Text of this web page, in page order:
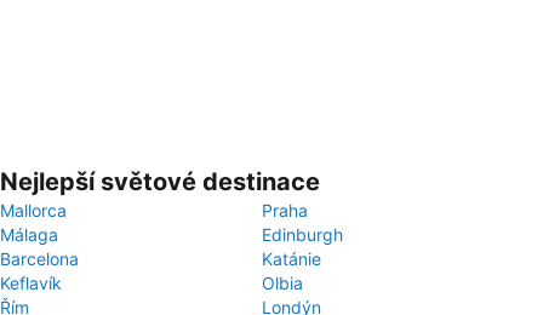
Nejlepší světové destinace
Mallorca
Praha
Málaga
Edinburgh
Barcelona
Katánie
Keflavík
Olbia
Řím
Londýn